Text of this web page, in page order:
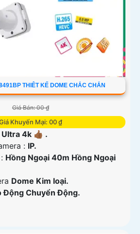
THIÊT KẾ DOME CHẮC CHẮN
Giá Bán: 00 ₫
Khuyến Mại: 00 ₫
Ultra 4k 👍🏾 .
: IP.
Hồng Ngoại 40m Hồng Ngoại
Dome Kim loại.
Động Chuyển Động.